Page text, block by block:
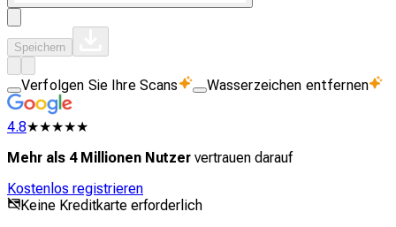
Speichern
Verfolgen Sie Ihre Scans Wasserzeichen entfernen
4.8★★★★★
Mehr als 4 Millionen Nutzer vertrauen darauf
Kostenlos registrieren
Keine Kreditkarte erforderlich